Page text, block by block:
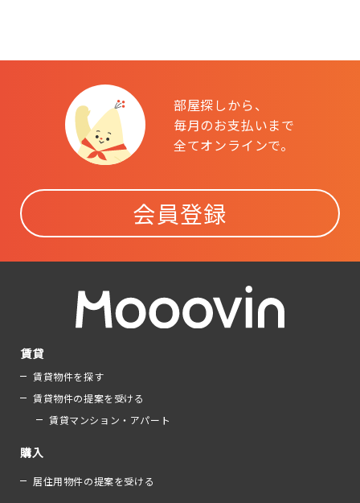
部屋探しから、
毎月のお支払いまで
全てオンラインで。
会員登録
賃貸
賃貸物件を探す
賃貸物件の提案を受ける
賃貸マンション・アパート
購入
居住用物件の提案を受ける